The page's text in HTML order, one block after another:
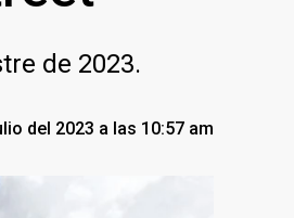
de 2023.
del 2023 a las 10:57 am